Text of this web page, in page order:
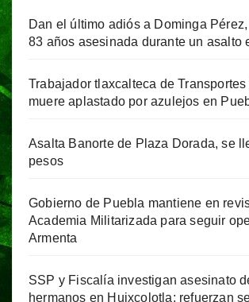
Dan el último adiós a Dominga
83 años asesinada durante un asalto
Trabajador tlaxcalteca de Transportes
muere aplastado por azulejos en
Asalta Banorte de Plaza Dorada, se
pesos
Gobierno de Puebla mantiene en
Academia Militarizada para seguir
Armenta
SSP y Fiscalía investigan asesinato
hermanos en Huixcolotla; refuerzan